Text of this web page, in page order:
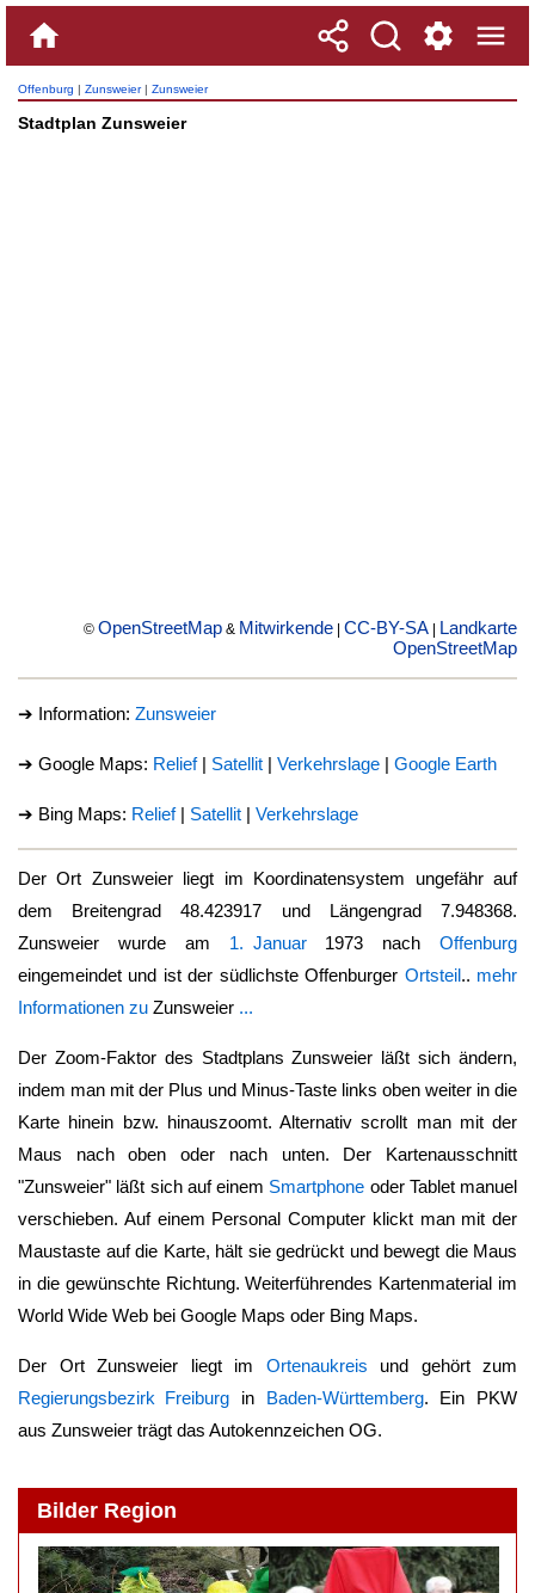
Offenburg | Zunsweier| Zunsweier
Stadtplan Zunsweier
© OpenStreetMap & Mitwirkende CC-BY-SA Landkarte
OpenStreetMap
➔ Information: Zunsweier
➔ Google Maps: Relief| Satellit | Verkehrslage | Google Earth
➔ Bing Maps: Relief| Satellit | Verkehrslage
Der Ort Zunsweierliegt im Koordinatensystem ungefähr auf
dem Breitengrad 48.423917 und Längengrad 7.948368.
Zunsweier wurde am 1. Januar1973 nach Offenburg
eingemeindet und ist der südlichste Offenburger Ortsteil.. mehr
Informationen zu Zunsweier ...
Der Zoom-Faktor des StadtplansZunsweier läßt sich ändern,
indem man mit der Plus und Minus-Taste links oben weiter in die
Karte hinein bzw. hinauszoomt. Alternativ scrollt man mit der
Maus nach oben oder nach unten. Der Kartenausschnitt
"Zunsweier" läßt sich auf einem Smartphone oder Tablet manuel
verschieben. Auf einem Personal Computer klickt man mit der
Maustaste auf die Karte, hält sie gedrückt und bewegt die Maus
in die gewünschte Richtung. Weiterführendes Kartenmaterial im
World Wide Web bei Google Maps oder Bing Maps.
Der Ort Zunsweier liegt im Ortenaukreis und gehört zum
Regierungsbezirk Freiburg in Baden-Württemberg. Ein PKW
aus Zunsweier trägt das Autokennzeichen OG.
Bilder Region